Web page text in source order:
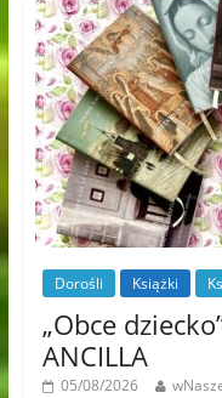
Dorośli Książki
„Obce
ANCILLA
05/08/2026